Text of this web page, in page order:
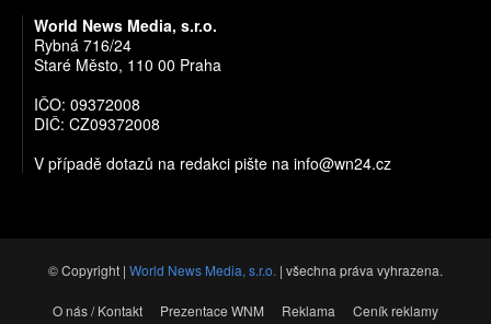
World News Media, s.r.o.
Rybná 716/24
Staré Město, 110 00 Praha
IČO: 09372008
DIČ: CZ09372008
V případě dotazů na redakci pište na info@wn24.cz
© Copyright | World News Media, s.r.o. | všechna práva vyhrazena.
O nás / Kontakt Prezentace WNM Reklama
Ceník reklamy